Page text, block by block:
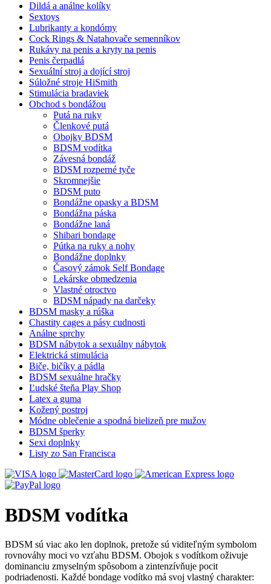
Dildá a análne kolíky
Sextoys
Lubrikanty a kondómy
Cock Rings & Natahovače semenníkov
Rukávy na penis a kryty na penis
Penis čerpadlá
Sexuální stroj a dojící stroj
Súložné stroje HiSmith
Stimulácia bradaviek
Obchod s bondážou
Putá na ruky
Členkové putá
Obojky BDSM
BDSM vodítka
Závesná bondáž
BDSM rozperné tyče
Skromnejšie
BDSM puto
Bondážne opasky a BDSM
Bondážna páska
Bondážne laná
Shibari bondage
Pútka na ruky a nohy
Bondážne doplnky
Časový zámok Self Bondage
Lekárske obmedzenia
Vlastné otroctvo
BDSM nápady na darčeky
BDSM masky a rúška
Chastity cages a pásy cudnosti
Análne sprchy
BDSM nábytok a sexuálny nábytok
Elektrická stimulácia
Biče, bičíky a pádla
BDSM sexuálne hračky
Ľudské šteňa Play Shop
Latex a guma
Kožený postroj
Módne oblečenie a spodná bielizeň pre mužov
BDSM šperky
Sexi doplnky
Listy zo San Francisca
BDSM vodítka
BDSM sú viac ako len doplnok, pretože sú viditeľným symbolom
rovnováhy moci vo vzťahu BDSM. Obojok s vodítkom oživuje
dominanciu zmyselným spôsobom a zintenzívňuje pocit
podriadenosti. Každé bondage vodítko má svoj vlastný charakter: